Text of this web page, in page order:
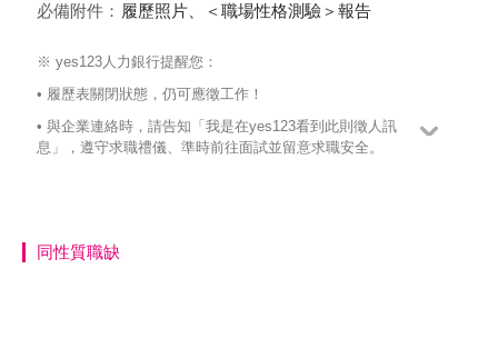
必備附件： 履歷照片、＜職場性格測驗＞報告
※ yes123人力銀行提醒您：
• 履歷表關閉狀態，仍可應徵工作！
• 與企業連絡時，請告知「我是在yes123看到此則徵人訊
息」，遵守求職禮儀、準時前往面試並留意求職安全。
同性質職缺